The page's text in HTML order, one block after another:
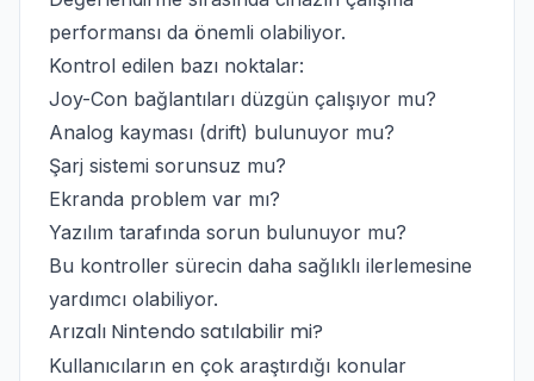
performansı da önemli olabiliyor.
Kontrol edilen bazı noktalar:
Joy-Con bağlantıları düzgün çalışıyor mu?
Analog kayması (drift) bulunuyor mu?
Şarj sistemi sorunsuz mu?
Ekranda problem var mı?
Yazılım tarafında sorun bulunuyor mu?
Bu kontroller sürecin daha sağlıklı ilerlemesine
yardımcı olabiliyor.
Arızalı Nintendo satılabilir mi?
Kullanıcıların en çok araştırdığı konular